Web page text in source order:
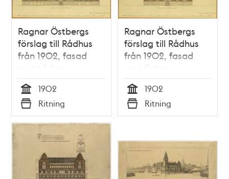
Ragnar Östbergs
förslag till Rådhus
från 1902, fasad
mot söder
Tid
1902
Typ
Ritning
Ragnar Östbergs
förslag till Rådhus
från 1902, fasad
mot öster
Tid
1902
Typ
Ritning